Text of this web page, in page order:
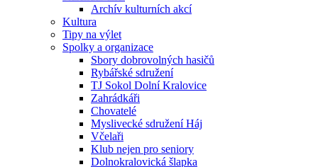
Archív kulturních akcí
Kultura
Tipy na výlet
Spolky a organizace
Sbory dobrovolných hasičů
Rybářské sdružení
TJ Sokol Dolní Kralovice
Zahrádkáři
Chovatelé
Myslivecké sdružení Háj
Včelaři
Klub nejen pro seniory
Dolnokralovická šlapka